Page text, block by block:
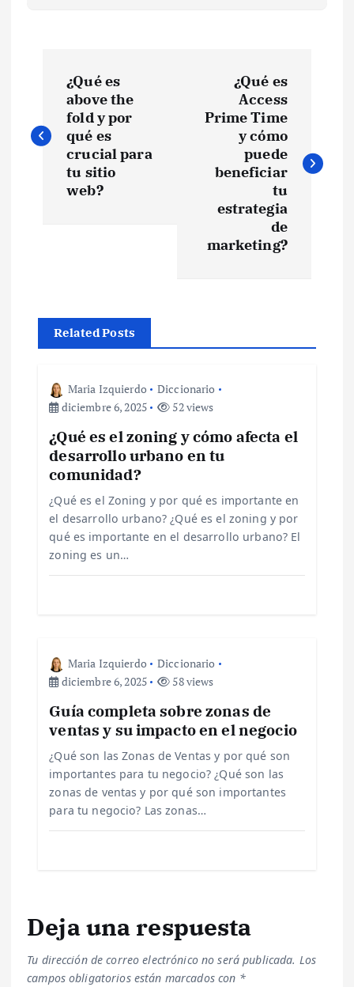
v
¿Qué es
above the
fold y por
qué es
crucial para
tu sitio
web?
¿Qué es
Access
Prime Time
y cómo
puede
beneficiar
tu
estrategia
de
marketing?
Related Posts
Maria Izquierdo
Diccionario
diciembre 6, 2025
52 views
¿Qué es el zoning y cómo afecta el
desarrollo urbano en tu
comunidad?
¿Qué es el Zoning y por qué es importante en
el desarrollo urbano? ¿Qué es el zoning y por
qué es importante en el desarrollo urbano? El
zoning es un…
Maria Izquierdo
Diccionario
diciembre 6, 2025
58 views
Guía completa sobre zonas de
ventas y su impacto en el negocio
¿Qué son las Zonas de Ventas y por qué son
importantes para tu negocio? ¿Qué son las
zonas de ventas y por qué son importantes
para tu negocio? Las zonas…
Deja una respuesta
Tu dirección de correo electrónico no será publicada. Los
campos obligatorios están marcados con *